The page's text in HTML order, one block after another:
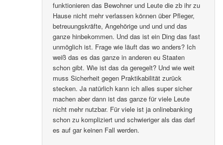
funktionieren das Bewohner und Leute die zb ihr zu
Hause nicht mehr verlassen können über Pfleger,
betreuungskräfte, Angehörige und und und das
ganze hinbekommen. Und das ist ein Ding das fast
unmöglich ist. Frage wie läuft das wo anders? Ich
weiß das es das ganze in anderen eu Staaten
schon gibt. Wie ist das da geregelt? Und wie weit
muss Sicherheit gegen Praktikabilität zurück
stecken. Ja natürlich kann ich alles super sicher
machen aber dann ist das ganze für viele Leute
nicht mehr nutzbar. Für viele ist ja onlinebanking
schon zu kompliziert und schwieriger als das darf
es auf gar keinen Fall werden.